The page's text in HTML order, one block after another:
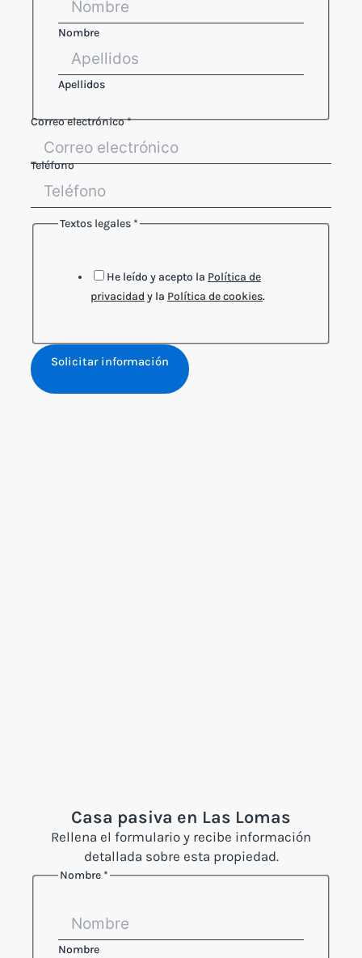
Nombre
Apellidos
Correo electrónico*
Teléfono
Textos legales *
He leído y acepto la Política de
privacidad y la Política de cookies.
Solicitar información
Casa pasiva en Las Lomas
Rellena el formulario y recibe información
detallada sobre esta propiedad.
Nombre *
Nombre